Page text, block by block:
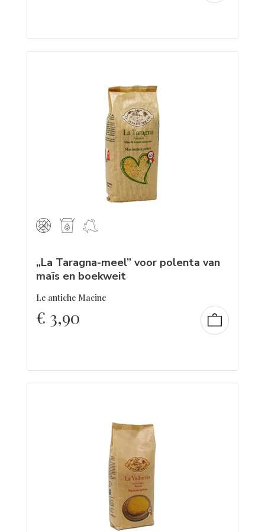
„La Taragna-meel” voor polenta van
maïs en boekweit
Le antiche Macine
€ 3,90